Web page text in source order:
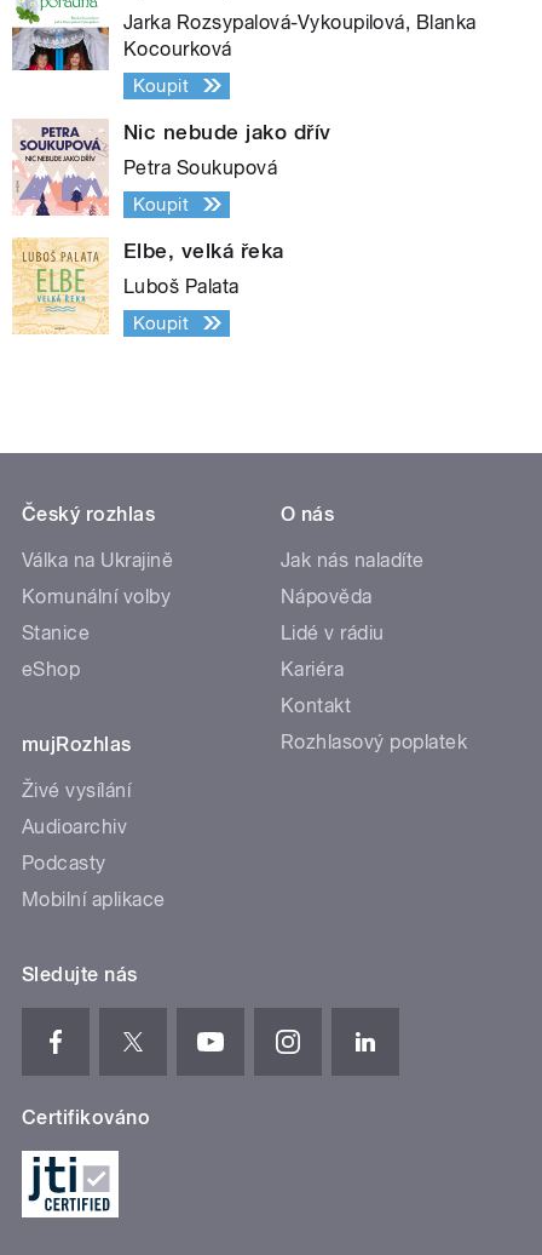
Jarka Rozsypalová-Vykoupilová, Blanka
Kocourková
Koupit
Nic nebude jako dřív
Petra Soukupová
Koupit
Elbe, velká řeka
Luboš Palata
Koupit
Český rozhlas
Válka na Ukrajině
Komunální volby
Stanice
eShop
mujRozhlas
Živé vysílání
Audioarchiv
Podcasty
Mobilní aplikace
O nás
Jak nás naladíte
Nápověda
Lidé v rádiu
Kariéra
Kontakt
Rozhlasový poplatek
Sledujte nás
Certifikováno